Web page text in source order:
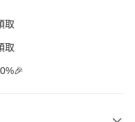
取
取